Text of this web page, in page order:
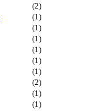
(2)
(1)
(1)
(1)
(1)
(1)
(1)
(2)
(1)
(1)